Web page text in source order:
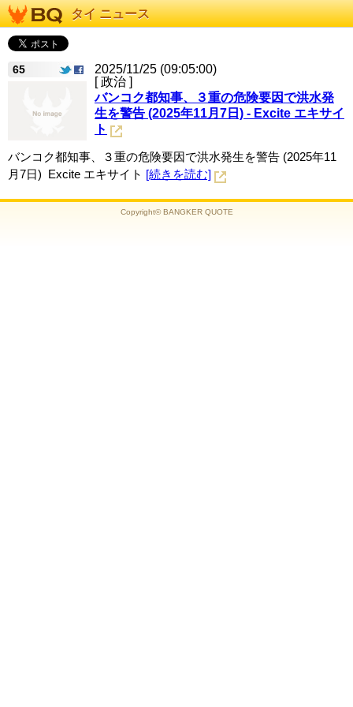
タイ ニュース
65
2025/11/25 (09:05:00)
[ 政治 ]
バンコク都知事、３重の危険要因で洪水発
生を警告 (2025年11月7日) - Excite エキサイ
ト
バンコク都知事、３重の危険要因で洪水発生を警告 (2025年11
月7日) Excite エキサイト [続きを読む]
Copyright© BANGKER QUOTE